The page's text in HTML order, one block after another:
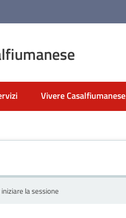
Vivere Casalfiumanese
la sessione